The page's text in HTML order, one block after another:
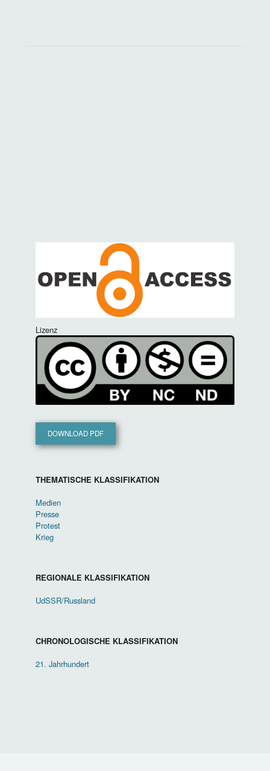
Lizenz
DOWNLOAD PDF
THEMATISCHE KLASSIFIKATION
Medien
Presse
Protest
Krieg
REGIONALE KLASSIFIKATION
UdSSR/Russland
CHRONOLOGISCHE KLASSIFIKATION
21. Jahrhundert